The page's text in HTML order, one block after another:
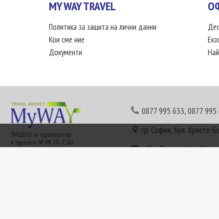
MY WAY TRAVEL
Политика за защита на лични данни
Кои сме ние
Документи
ЛИЦЕНЗ за туроператор
и турагент № РК-01-7582
0877 995 633,0877 995
гр. София, бул. Христо
office@mywaytravel.bg